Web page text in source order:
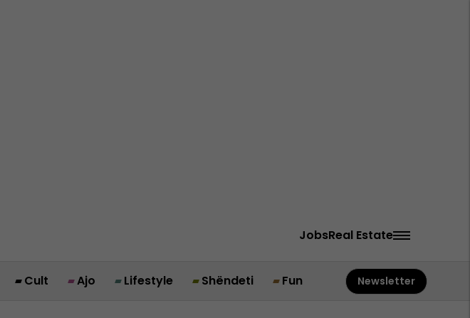
JobsReal Estate
Cult Ajo Lifestyle Shëndeti Fun Newsletter